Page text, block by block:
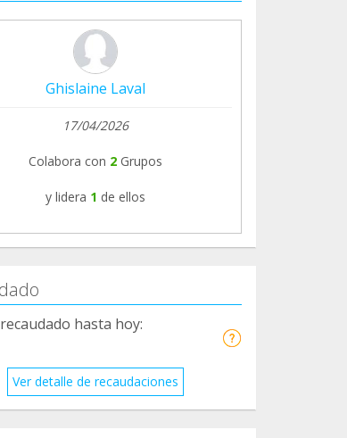
Ghislaine Laval
17/04/2026
Colabora con 2 Grupos
y lidera 1 de ellos
hasta hoy:
Ver detalle de recaudaciones